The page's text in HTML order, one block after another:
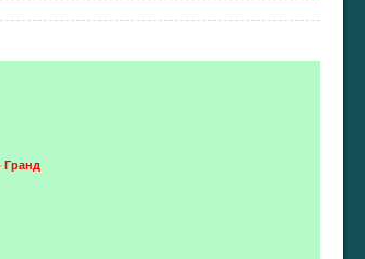
Гранд